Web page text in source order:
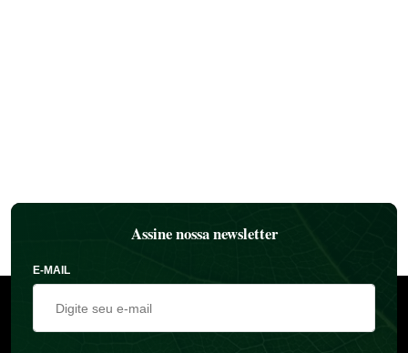
Assine nossa newsletter
E-MAIL